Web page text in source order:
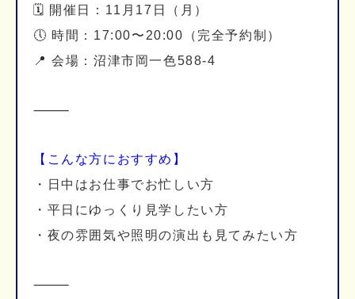
🗓 開催日：11月17日（月）
🕔 時間：17:00〜20:00（完全予約制）
📍 会場：沼津市岡一色588-4
⸻
【こんな方におすすめ】
・日中はお仕事でお忙しい方
・平日にゆっくり見学したい方
・夜の雰囲気や照明の演出も見てみたい方
⸻